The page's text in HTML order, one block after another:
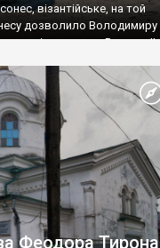
візантійське, на той
дозволило Володимиру
імператору Василю ІІ,
Василем-
Русі. На честь
місто […]
Феодора Тирона